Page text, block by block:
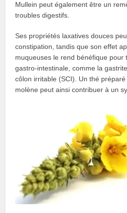
Mullein peut également être un
troubles digestifs.
Ses propriétés laxatives douces
constipation, tandis que son effet
muqueuses le rend bénéfique pour
gastro-intestinale, comme la
côlon irritable (SCI). Un thé
molène peut ainsi contribuer à un